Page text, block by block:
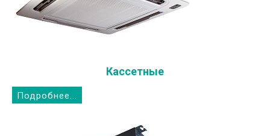
Кассетные
Подробнее...